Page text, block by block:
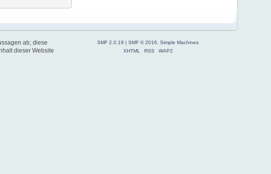
ab; diese
dieser Website
SMF 2.0.19 |SMF © 2016 ,Simple Machines
XHTML
RSS WAP2